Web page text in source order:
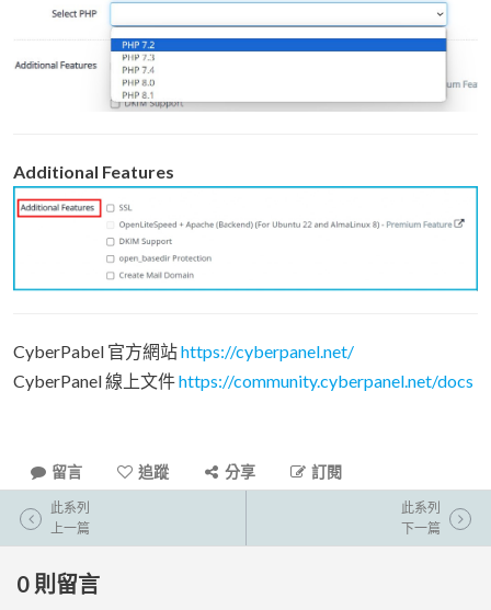
Additional Features
CyberPabel 官方網站https://cyberpanel.net/
CyberPanel 線上文件https://community.cyberpanel.net/docs
留言 追蹤 分享 訂閱
此系列
上一篇
此系列
下一篇
0 則留言